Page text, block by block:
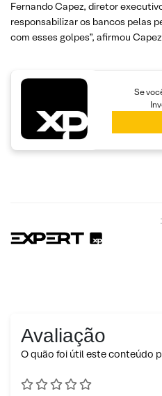
Fernando Capez, diretor
responsabilizar os bancos pelas
com esses golpes”, afirmou
Se
Avaliação
O quão foi útil este conteúdo